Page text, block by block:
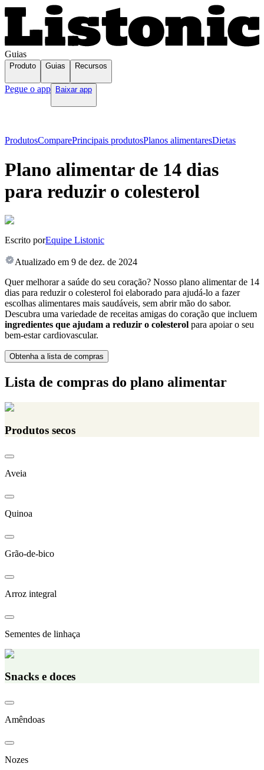
Guias
Produto Guias Recursos
Pegue o app Baixar app
ProdutosComparePrincipais produtosPlanos alimentaresDietas
Plano alimentar de 14 dias
para reduzir o colesterol
Escrito porEquipe Listonic
Atualizado em 9 de dez. de 2024
Quer melhorar a saúde do seu coração? Nosso plano alimentar de 14
dias para reduzir o colesterol foi elaborado para ajudá-lo a fazer
escolhas alimentares mais saudáveis, sem abrir mão do sabor.
Descubra uma variedade de receitas amigas do coração que incluem
ingredientes que ajudam a reduzir o colesterol para apoiar o seu
bem-estar cardiovascular.
Obtenha a lista de compras
Lista de compras do plano alimentar
Produtos secos
Aveia
Quinoa
Grão-de-bico
Arroz integral
Sementes de linhaça
Snacks e doces
Amêndoas
Nozes